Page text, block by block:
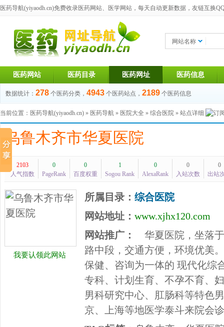
医药导航(yiyaodh.cn)免费收录医药网站、医学网站，每天自动更新数据，友链互换
网站名称
医药网站 医药目录 医药网址 医药信息
数据统计： 278 个医药分类， 4943 个医药站点， 2189 个医药信息
当前位置： 医药导航(yiyaodh.cn) » 医药导航 » 医院大全 » 综合医院 » 站点详细
乌鲁木齐市华夏医院
2103
人气指数
0
PageRank
0
百度权重
1
Sogou Rank
0
AlexaRank
0
入站次数
0
出站
我要认领此网站
所属目录： 综合医院
网站地址： www.xjhx120.com
网站推广：
华夏医院，坐落
路中段，交通方便，环境优美
保健、咨询为一体的 现代化综
专科、计划生育、不孕不育、
男科研究中心、肛肠科等特色
京、上海等地医学泰斗来院会